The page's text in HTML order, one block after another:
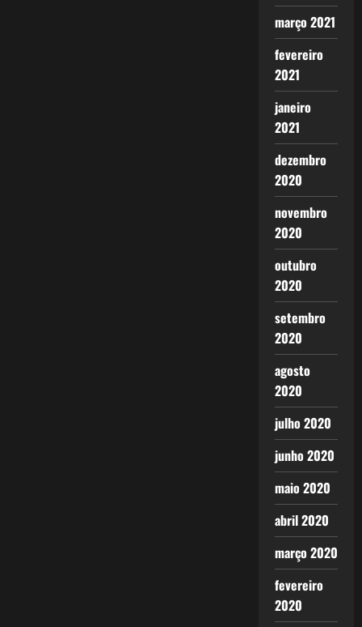
março 2021
fevereiro
2021
janeiro
2021
dezembro
2020
novembro
2020
outubro
2020
setembro
2020
agosto
2020
julho 2020
junho 2020
maio 2020
abril 2020
março 2020
fevereiro
2020